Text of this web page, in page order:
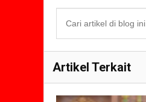
Artikel Terkait